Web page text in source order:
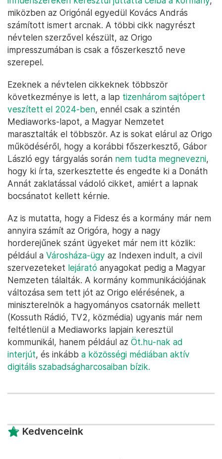
miközben az Origónál egyedül Kovács András
számított ismert arcnak. A többi cikk nagyrészt
névtelen szerzővel készült, az Origo
impresszumában is csak a főszerkesztő neve
szerepel.
Ezeknek a névtelen cikkeknek többször
következménye is lett, a lap tizenhárom sajtópert
veszített el 2024-ben, ennél csak a szintén
Mediaworks-lapot, a Magyar Nemzetet
marasztalták el többször. Az is sokat elárul az Origo
működéséről, hogy a korábbi főszerkesztő, Gábor
László egy tárgyalás során nem tudta megnevezni,
hogy ki írta, szerkesztette és engedte ki a Donáth
Annát zaklatással vádoló cikket, amiért a lapnak
bocsánatot kellett kérnie.
Az is mutatta, hogy a Fidesz és a kormány már nem
annyira számít az Origóra, hogy a nagy
horderejűnek szánt ügyeket már nem itt közlik:
például a Városháza-ügy az Indexen indult, a civil
szervezeteket lejárató anyagokat pedig a Magyar
Nemzeten tálalták. A kormány kommunikációjának
változása sem tett jót az Origo elérésének, a
miniszterelnök a hagyományos csatornák mellett
(Kossuth Rádió, TV2, közmédia) ugyanis már nem
feltétlenül a Mediaworks lapjain keresztül
kommunikál, hanem például az Öt.hu-nak ad
interjút, és inkább a közösségi médiában aktív
digitális szabadságharcosaiban bízik.
Kedvenceink